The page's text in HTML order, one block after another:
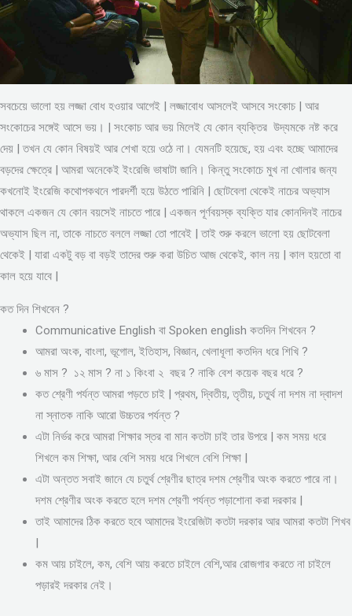
সবচেয়ে ভালো হয় লজ্জা বোধ হওয়ার আগেই | লজ্জাবোধ আসলেই আসবে সংকোচ | আর
সংকোচের সঙ্গেই আসে ভয়। | সংকোচ আর ভয় মিলেই যে কোন ব্যক্তির উদ্যমকে নষ্ট করে
দেয় | তখন যে কোন বিষয়ই আর শেখা হয়ে ওঠে না। যেমনটি হয়েছে, হয় এবং হচ্ছে আমাদের
বড়দের ক্ষেত্রে | আমরা অনেকেই ইংরেজি ভাষাটা জানি। কিন্তু সংকোচে মুখ না খোলার জন্য
কখনোই ইংরেজি কথোপকথনে পারদর্শী হয়ে উঠতে পারিনি | ছোটবেলা থেকেই নাচের অভ্যাস
থাকলে একজন যে কোন বয়সেই নাচতে পারে | একজন পূর্ণবয়স্ক ব্যক্তি যার কোনদিনই নাচের
অভ্যাস ছিল না, তাকে নাচতে বললে লজ্জা তো পাবেই | তাই শুরু করলে ভালো হয় ছোটবেলা
থেকেই | যারা একটু বড় বা বড়ই তাদের শুরু করা উচিত আজ থেকেই, কাল নয় | কাল হয়তো বা
কাল হয়ে যাবে |
কত দিন শিখবেন ?
Communicative English বা Spoken english কতদিন শিখবেন ?
আমরা অংক, বাংলা, ভূগোল, ইতিহাস, বিজ্ঞান, খেলাধূলা কতদিন ধরে শিখি ?
৬ মাস ? ১২ মাস ? না ১ কিংবা ২ বছর ? নাকি বেশ কয়েক বছর ধরে ?
কত শ্রেণী পর্যন্ত আমরা পড়তে চাই | প্রথম, দ্বিতীয়, তৃতীয়, চতুর্থ না দশম না দ্বাদশ
না স্নাতক নাকি আরো উচ্চতর পর্যন্ত ?
এটা নির্ভর করে আমরা শিক্ষার স্তর বা মান কতটা চাই তার উপরে | কম সময় ধরে
শিখলে কম শিক্ষা, আর বেশি সময় ধরে শিখলে বেশি শিক্ষা |
এটা অন্তত সবাই জানে যে চতুর্থ শ্রেণীর ছাত্র দশম শ্রেণীর অংক করতে পারে না।
দশম শ্রেণীর অংক করতে হলে দশম শ্রেণী পর্যন্ত পড়াশোনা করা দরকার |
তাই আমাদের ঠিক করতে হবে আমাদের ইংরেজিটা কতটা দরকার আর আমরা কতটা শিখব
|
কম আয় চাইলে, কম, বেশি আয় করতে চাইলে বেশি,আর রোজগার করতে না চাইলে
পড়ারই দরকার নেই।